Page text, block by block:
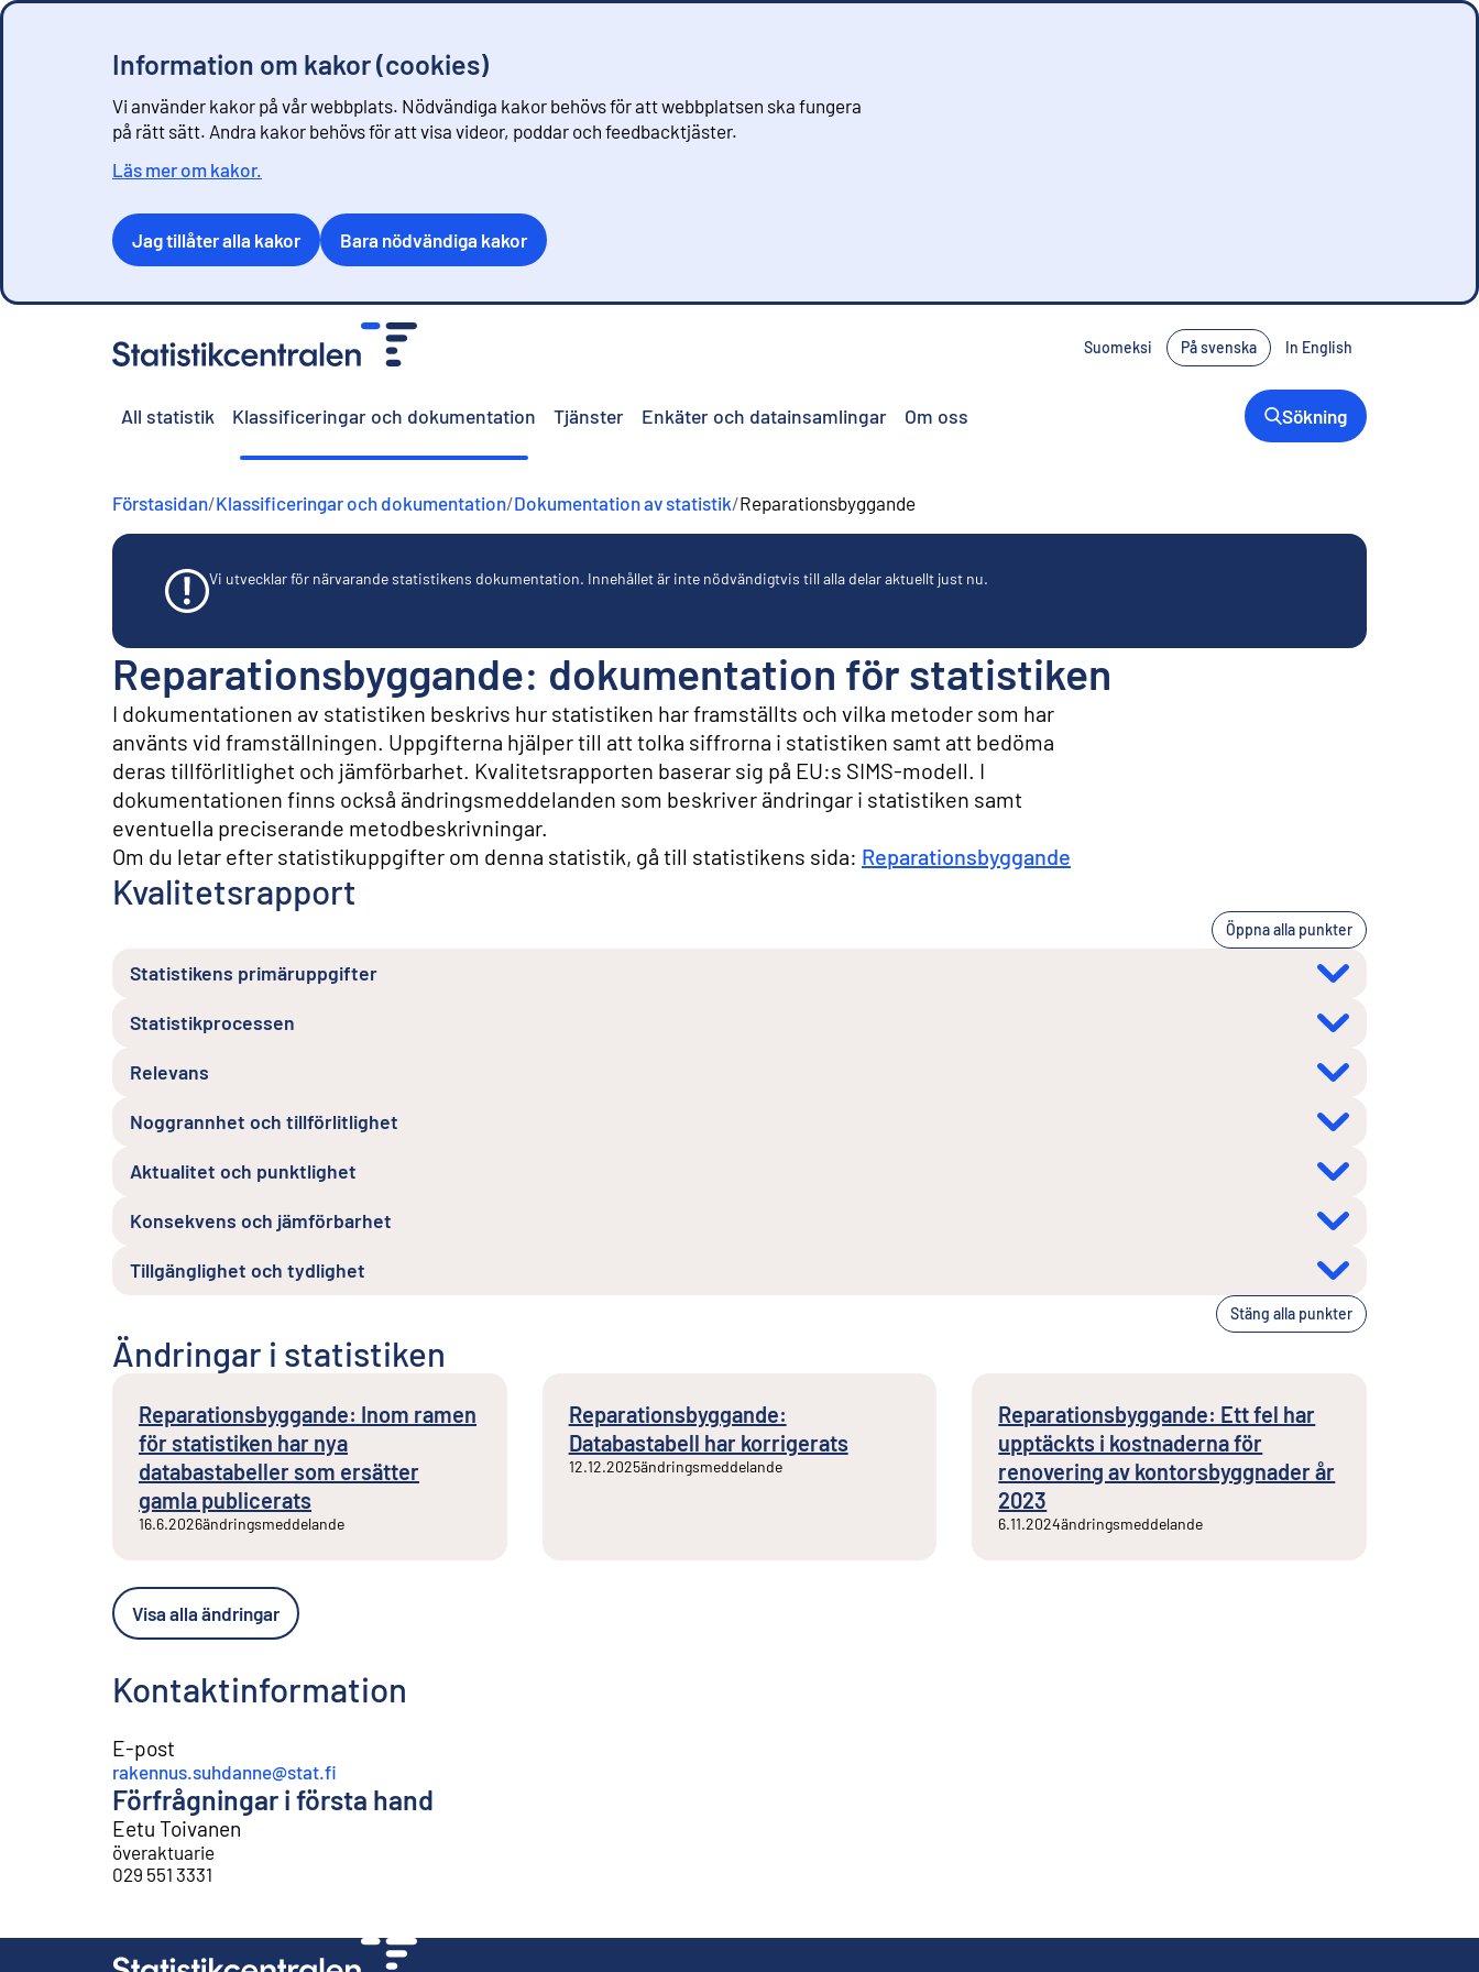
Information om kakor (cookies)
Vi använder kakor på vår webbplats. Nödvändiga kakor behövs för att webbplatsen ska fungera
på rätt sätt. Andra kakor behövs för att visa videor, poddar och feedbacktjäster.
Läs mer om kakor.
Jag tillåter alla kakor Bara nödvändiga kakor
Suomeksi På svenska In English
All statistik Klassificeringar och dokumentation Tjänster Enkäter och datainsamlingar Om oss Sökning
Förstasidan/Klassificeringar och dokumentation/Dokumentation av statistik/Reparationsbyggande
Vi utvecklar för närvarande statistikens dokumentation. Innehållet är inte nödvändigtvis till alla delar aktuellt just nu.
Reparationsbyggande: dokumentation för statistiken
I dokumentationen av statistiken beskrivs hur statistiken har framställts och vilka metoder som har
använts vid framställningen. Uppgifterna hjälper till att tolka siffrorna i statistiken samt att bedöma
deras tillförlitlighet och jämförbarhet. Kvalitetsrapporten baserar sig på EU:s SIMS-modell. I
dokumentationen finns också ändringsmeddelanden som beskriver ändringar i statistiken samt
eventuella preciserande metodbeskrivningar.
Om du letar efter statistikuppgifter om denna statistik, gå till statistikens sida: Reparationsbyggande
Kvalitetsrapport
Öppna alla punkter
Statistikens primäruppgifter
Statistikprocessen
Relevans
Noggrannhet och tillförlitlighet
Aktualitet och punktlighet
Konsekvens och jämförbarhet
Tillgänglighet och tydlighet
Stäng alla punkter
Ändringar i statistiken
Reparationsbyggande: Inom ramen
för statistiken har nya
databastabeller som ersätter
gamla publicerats
16.6.2026ändringsmeddelande
Reparationsbyggande:
Databastabell har korrigerats
12.12.2025ändringsmeddelande
Reparationsbyggande: Ett fel har
upptäckts i kostnaderna för
renovering av kontorsbyggnader år
2023
6.11.2024ändringsmeddelande
Visa alla ändringar
Kontaktinformation
E-post
rakennus.suhdanne@stat.fi
Förfrågningar i första hand
Eetu Toivanen
överaktuarie
029 551 3331